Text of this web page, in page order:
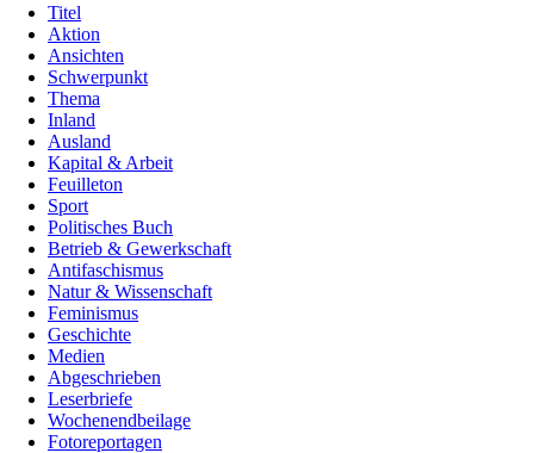
Titel
Aktion
Ansichten
Schwerpunkt
Thema
Inland
Ausland
Kapital & Arbeit
Feuilleton
Sport
Politisches Buch
Betrieb & Gewerkschaft
Antifaschismus
Natur & Wissenschaft
Feminismus
Geschichte
Medien
Abgeschrieben
Leserbriefe
Wochenendbeilage
Fotoreportagen